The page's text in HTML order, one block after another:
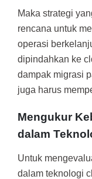
Maka strategi
rencana untuk
operasi
dipindahkan ke
dampak migrasi
juga harus
Mengukur
dalam
Untuk
dalam teknologi